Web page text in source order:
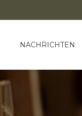
NACHRICHTEN